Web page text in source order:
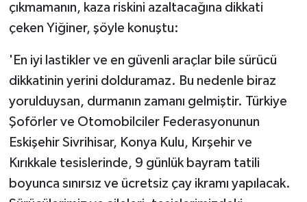
çıkmamanın, kaza riskini azaltacağına dikkati
çeken Yiğiner, şöyle konuştu:
'En iyi lastikler ve en güvenli araçlar bile sürücü
dikkatinin yerini dolduramaz. Bu nedenle biraz
yorulduysan, durmanın zamanı gelmiştir. Türkiye
Şoförler ve Otomobilciler Federasyonunun
Eskişehir Sivrihisar, Konya Kulu, Kırşehir ve
Kırıkkale tesislerinde, 9 günlük bayram tatili
boyunca sınırsız ve ücretsiz çay ikramı yapılacak.